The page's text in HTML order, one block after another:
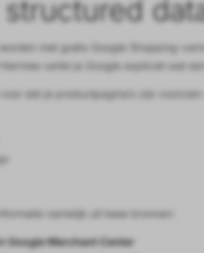
met gratis Google Shopping-
vertel je Google expliciet wat
dat je productpagina’s zijn
namelijk uit twee bronnen:
Google Merchant Center